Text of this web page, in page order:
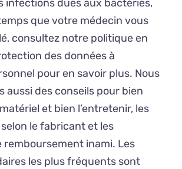
infections dues aux bactéries,
que votre médecin vous
consultez notre politique en
des données à
pour en savoir plus. Nous
aussi des conseils pour bien
et bien l’entretenir, les
le fabricant et les
remboursement inami. Les
les plus fréquents sont